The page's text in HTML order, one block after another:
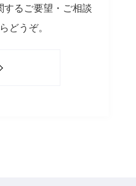
るご要望・ご相談
どうぞ。